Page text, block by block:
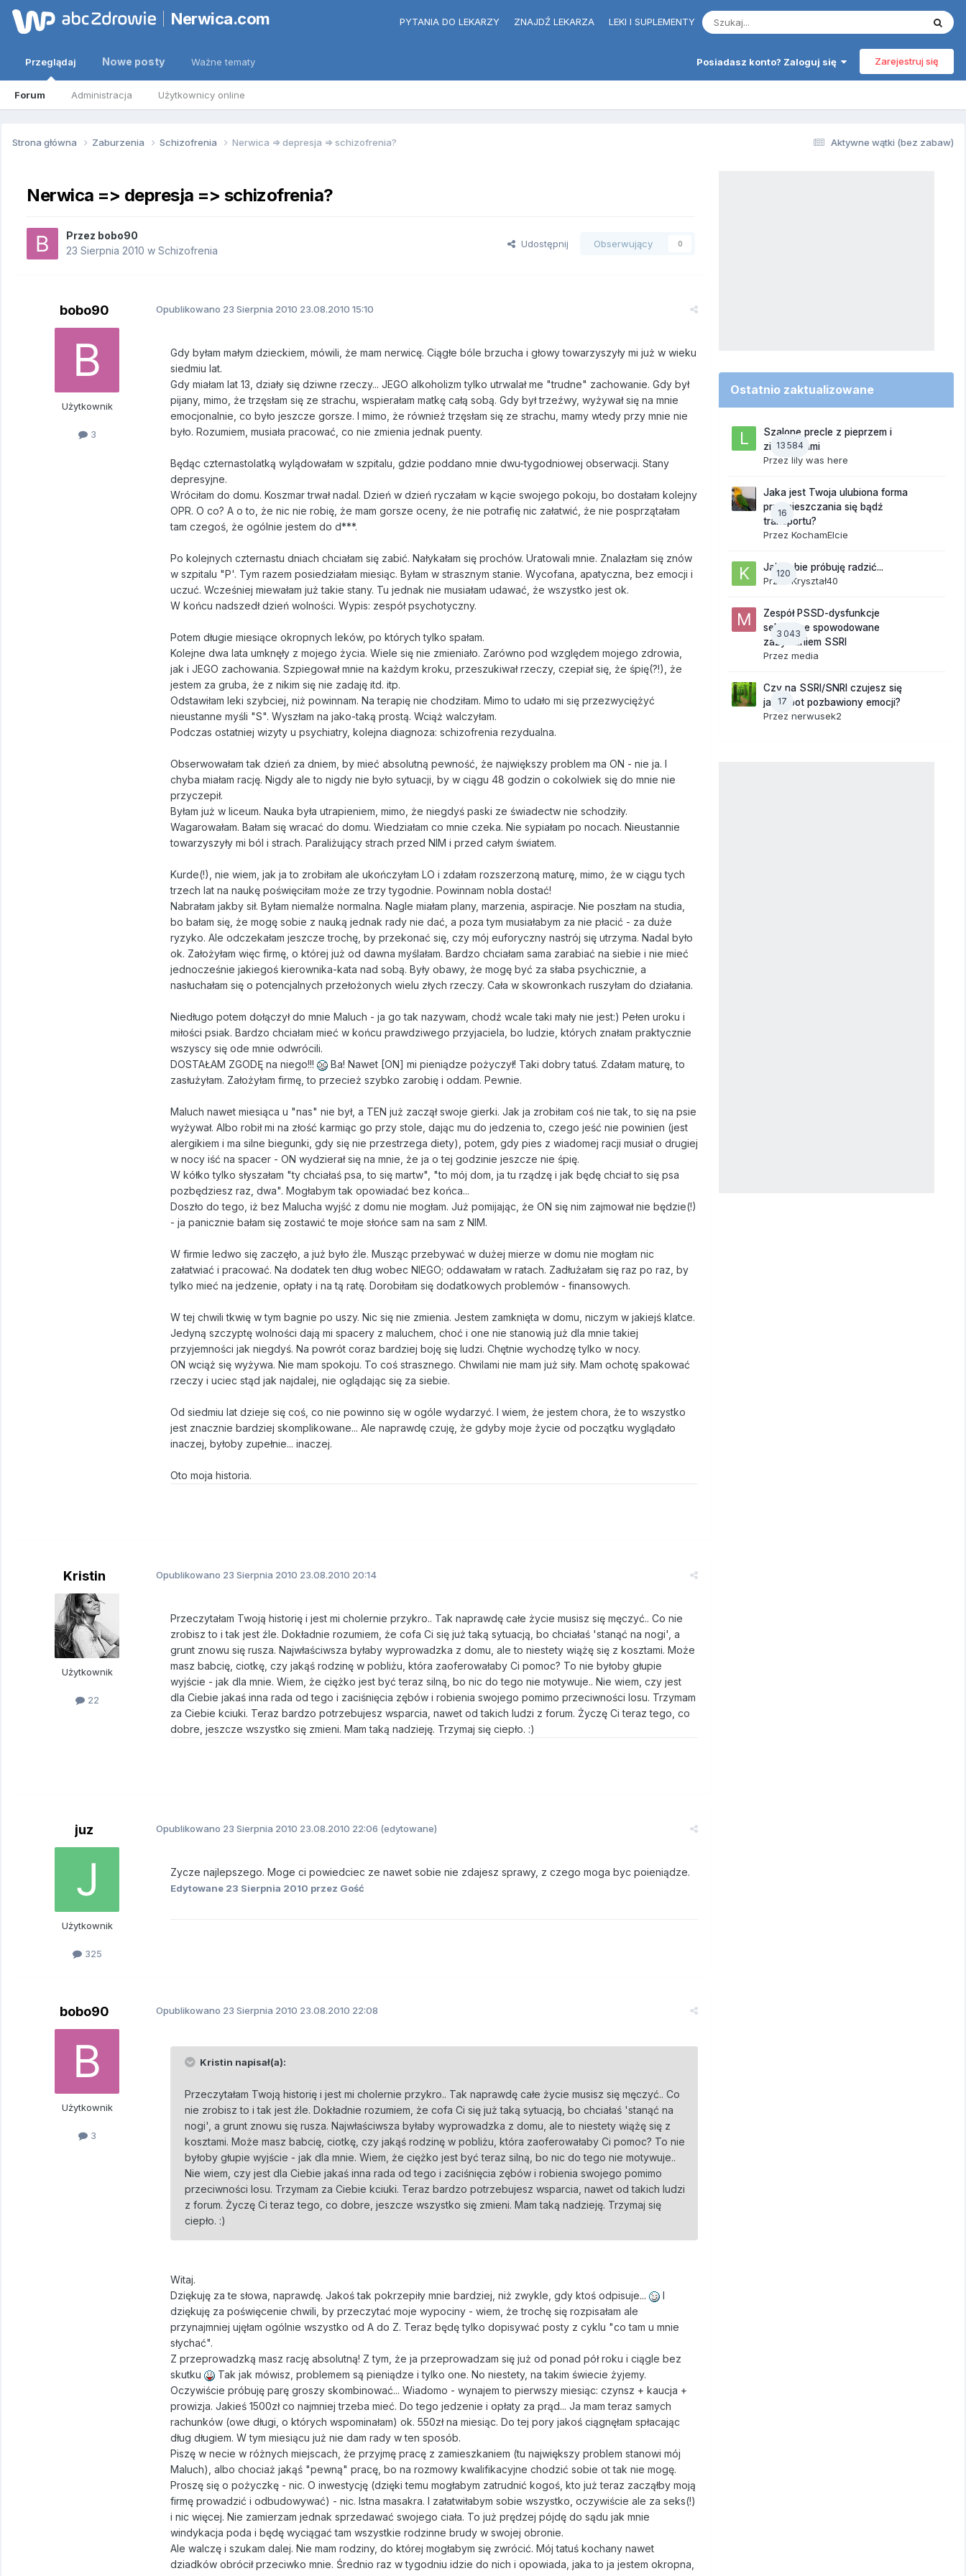
Nerwica.com PYTANIA DO LEKARZY ZNAJDŹ LEKARZA LEKI I SUPLEMENTY
Posiadasz konto? Zaloguj się Zarejestruj się
Przeglądaj
Forum Administracja Użytkownicy online
Nowe posty Ważne tematy
Aktywne wątki (bez zabaw)
Strona główna Zaburzenia Schizofrenia Nerwica => depresja => schizofrenia?
Nerwica => depresja => schizofrenia?
Przez bobo90
23 Sierpnia 2010 w Schizofrenia
Udostępnij Obserwujący 0
bobo90
Użytkownik
3
Opublikowano 23 Sierpnia 2010 23.08.2010 15:10
Gdy byłam małym dzieckiem, mówili, że mam nerwicę. Ciągłe bóle brzucha i głowy towarzyszyły mi już w wieku
siedmiu lat.
Gdy miałam lat 13, działy się dziwne rzeczy... JEGO alkoholizm tylko utrwalał me "trudne" zachowanie. Gdy był
pijany, mimo, że trzęsłam się ze strachu, wspierałam matkę całą sobą. Gdy był trzeźwy, wyżywał się na mnie
emocjonalnie, co było jeszcze gorsze. I mimo, że również trzęsłam się ze strachu, mamy wtedy przy mnie nie
było. Rozumiem, musiała pracować, co nie zmienia jednak puenty.
Będąc czternastolatką wylądowałam w szpitalu, gdzie poddano mnie dwu-tygodniowej obserwacji. Stany
depresyjne.
Wróciłam do domu. Koszmar trwał nadal. Dzień w dzień ryczałam w kącie swojego pokoju, bo dostałam kolejny
OPR. O co? A o to, że nic nie robię, że mam gorsze oceny, że nie potrafię nic załatwić, że nie posprzątałam
tam czegoś, że ogólnie jestem do d***.
Po kolejnych czternastu dniach chciałam się zabić. Nałykałam się prochów. Uratowali mnie. Znalazłam się znów
w szpitalu "P'. Tym razem posiedziałam miesiąc. Byłam w strasznym stanie. Wycofana, apatyczna, bez emocji i
uczuć. Wcześniej miewałam już takie stany. Tu jednak nie musiałam udawać, że wszystko jest ok.
W końcu nadszedł dzień wolności. Wypis: zespół psychotyczny.
Potem długie miesiące okropnych leków, po których tylko spałam.
Kolejne dwa lata umknęły z mojego życia. Wiele się nie zmieniało. Zarówno pod względem mojego zdrowia,
jak i JEGO zachowania. Szpiegował mnie na każdym kroku, przeszukiwał rzeczy, czepiał się, że śpię(?!), że
jestem za gruba, że z nikim się nie zadaję itd. itp.
Odstawiłam leki szybciej, niż powinnam. Na terapię nie chodziłam. Mimo to udało mi się przezwyciężyć
nieustanne myśli "S". Wyszłam na jako-taką prostą. Wciąż walczyłam.
Podczas ostatniej wizyty u psychiatry, kolejna diagnoza: schizofrenia rezydualna.
Obserwowałam tak dzień za dniem, by mieć absolutną pewność, że największy problem ma ON - nie ja. I
chyba miałam rację. Nigdy ale to nigdy nie było sytuacji, by w ciągu 48 godzin o cokolwiek się do mnie nie
przyczepił.
Byłam już w liceum. Nauka była utrapieniem, mimo, że niegdyś paski ze świadectw nie schodziły.
Wagarowałam. Bałam się wracać do domu. Wiedziałam co mnie czeka. Nie sypiałam po nocach. Nieustannie
towarzyszyły mi ból i strach. Paraliżujący strach przed NIM i przed całym światem.
Kurde(!), nie wiem, jak ja to zrobiłam ale ukończyłam LO i zdałam rozszerzoną maturę, mimo, że w ciągu tych
trzech lat na naukę poświęciłam może ze trzy tygodnie. Powinnam nobla dostać!
Nabrałam jakby sił. Byłam niemalże normalna. Nagle miałam plany, marzenia, aspiracje. Nie poszłam na studia,
bo bałam się, że mogę sobie z nauką jednak rady nie dać, a poza tym musiałabym za nie płacić - za duże
ryzyko. Ale odczekałam jeszcze trochę, by przekonać się, czy mój euforyczny nastrój się utrzyma. Nadal było
ok. Założyłam więc firmę, o której już od dawna myślałam. Bardzo chciałam sama zarabiać na siebie i nie mieć
jednocześnie jakiegoś kierownika-kata nad sobą. Były obawy, że mogę być za słaba psychicznie, a
nasłuchałam się o potencjalnych przełożonych wielu złych rzeczy. Cała w skowronkach ruszyłam do działania.
Niedługo potem dołączył do mnie Maluch - ja go tak nazywam, chodź wcale taki mały nie jest:) Pełen uroku i
miłości psiak. Bardzo chciałam mieć w końcu prawdziwego przyjaciela, bo ludzie, których znałam praktycznie
wszyscy się ode mnie odwrócili.
DOSTAŁAM ZGODĘ na niego!!!
Ba! Nawet [ON] mi pieniądze pożyczył! Taki dobry tatuś. Zdałam maturę, to
zasłużyłam. Założyłam firmę, to przecież szybko zarobię i oddam. Pewnie.
Maluch nawet miesiąca u "nas" nie był, a TEN już zaczął swoje gierki. Jak ja zrobiłam coś nie tak, to się na psie
wyżywał. Albo robił mi na złość karmiąc go przy stole, dając mu do jedzenia to, czego jeść nie powinien (jest
alergikiem i ma silne biegunki, gdy się nie przestrzega diety), potem, gdy pies z wiadomej racji musiał o drugiej
w nocy iść na spacer - ON wydzierał się na mnie, że ja o tej godzinie jeszcze nie śpię.
W kółko tylko słyszałam "ty chciałaś psa, to się martw", "to mój dom, ja tu rządzę i jak będę chciał to się psa
pozbędziesz raz, dwa". Mogłabym tak opowiadać bez końca...
Doszło do tego, iż bez Malucha wyjść z domu nie mogłam. Już pomijając, że ON się nim zajmował nie będzie(!)
- ja panicznie bałam się zostawić te moje słońce sam na sam z NIM.
W firmie ledwo się zaczęło, a już było źle. Musząc przebywać w dużej mierze w domu nie mogłam nic
załatwiać i pracować. Na dodatek ten dług wobec NIEGO; oddawałam w ratach. Zadłużałam się raz po raz, by
tylko mieć na jedzenie, opłaty i na tą ratę. Dorobiłam się dodatkowych problemów - finansowych.
W tej chwili tkwię w tym bagnie po uszy. Nic się nie zmienia. Jestem zamknięta w domu, niczym w jakiejś klatce.
Jedyną szczyptę wolności dają mi spacery z maluchem, choć i one nie stanowią już dla mnie takiej
przyjemności jak niegdyś. Na powrót coraz bardziej boję się ludzi. Chętnie wychodzę tylko w nocy.
ON wciąż się wyżywa. Nie mam spokoju. To coś strasznego. Chwilami nie mam już siły. Mam ochotę spakować
rzeczy i uciec stąd jak najdalej, nie oglądając się za siebie.
Od siedmiu lat dzieje się coś, co nie powinno się w ogóle wydarzyć. I wiem, że jestem chora, że to wszystko
jest znacznie bardziej skomplikowane... Ale naprawdę czuję, że gdyby moje życie od początku wyglądało
inaczej, byłoby zupełnie... inaczej.
Oto moja historia.
Kristin
Użytkownik
22
Opublikowano 23 Sierpnia 2010 23.08.2010 20:14
Przeczytałam Twoją historię i jest mi cholernie przykro.. Tak naprawdę całe życie musisz się męczyć.. Co nie
zrobisz to i tak jest źle. Dokładnie rozumiem, że cofa Ci się już taką sytuacją, bo chciałaś 'stanąć na nogi', a
grunt znowu się rusza. Najwłaściwsza byłaby wyprowadzka z domu, ale to niestety wiążę się z kosztami. Może
masz babcię, ciotkę, czy jakąś rodzinę w pobliżu, która zaoferowałaby Ci pomoc? To nie byłoby głupie
wyjście - jak dla mnie. Wiem, że ciężko jest być teraz silną, bo nic do tego nie motywuje.. Nie wiem, czy jest
dla Ciebie jakaś inna rada od tego i zaciśnięcia zębów i robienia swojego pomimo przeciwności losu. Trzymam
za Ciebie kciuki. Teraz bardzo potrzebujesz wsparcia, nawet od takich ludzi z forum. Życzę Ci teraz tego, co
dobre, jeszcze wszystko się zmieni. Mam taką nadzieję. Trzymaj się ciepło. :)
juz
Użytkownik
325
Opublikowano 23 Sierpnia 2010 23.08.2010 22:06 (edytowane)
Zycze najlepszego. Moge ci powiedciec ze nawet sobie nie zdajesz sprawy, z czego moga byc poieniądze.
Edytowane 23 Sierpnia 2010 przez Gość
bobo90
Użytkownik
3
Opublikowano 23 Sierpnia 2010 23.08.2010 22:08
Kristin napisał(a):
Przeczytałam Twoją historię i jest mi cholernie przykro.. Tak naprawdę całe życie musisz się męczyć.. Co
nie zrobisz to i tak jest źle. Dokładnie rozumiem, że cofa Ci się już taką sytuacją, bo chciałaś 'stanąć na
nogi', a grunt znowu się rusza. Najwłaściwsza byłaby wyprowadzka z domu, ale to niestety wiążę się z
kosztami. Może masz babcię, ciotkę, czy jakąś rodzinę w pobliżu, która zaoferowałaby Ci pomoc? To nie
byłoby głupie wyjście - jak dla mnie. Wiem, że ciężko jest być teraz silną, bo nic do tego nie motywuje..
Nie wiem, czy jest dla Ciebie jakaś inna rada od tego i zaciśnięcia zębów i robienia swojego pomimo
przeciwności losu. Trzymam za Ciebie kciuki. Teraz bardzo potrzebujesz wsparcia, nawet od takich ludzi
z forum. Życzę Ci teraz tego, co dobre, jeszcze wszystko się zmieni. Mam taką nadzieję. Trzymaj się
ciepło. :)
Witaj.
Dziękuję za te słowa, naprawdę. Jakoś tak pokrzepiły mnie bardziej, niż zwykle, gdy ktoś odpisuje...
I
dziękuję za poświęcenie chwili, by przeczytać moje wypociny - wiem, że trochę się rozpisałam ale
przynajmniej ujęłam ogólnie wszystko od A do Z. Teraz będę tylko dopisywać posty z cyklu "co tam u mnie
słychać".
Z przeprowadzką masz rację absolutną! Z tym, że ja przeprowadzam się już od ponad pół roku i ciągle bez
skutku
Tak jak mówisz, problemem są pieniądze i tylko one. No niestety, na takim świecie żyjemy.
Oczywiście próbuję parę groszy skombinować... Wiadomo - wynajem to pierwszy miesiąc: czynsz + kaucja +
prowizja. Jakieś 1500zł co najmniej trzeba mieć. Do tego jedzenie i opłaty za prąd... Ja mam teraz samych
rachunków (owe długi, o których wspominałam) ok. 550zł na miesiąc. Do tej pory jakoś ciągnęłam spłacając
dług długiem. W tym miesiącu już nie dam rady w ten sposób.
Piszę w necie w różnych miejscach, że przyjmę pracę z zamieszkaniem (tu największy problem stanowi mój
Maluch), albo chociaż jakąś "pewną" pracę, bo na rozmowy kwalifikacyjne chodzić sobie ot tak nie mogę.
Proszę się o pożyczkę - nic. O inwestycję (dzięki temu mogłabym zatrudnić kogoś, kto już teraz zacząłby moją
firmę prowadzić i odbudowywać) - nic. Istna masakra. I załatwiłabym sobie wszystko, oczywiście ale za seks(!)
i nic więcej. Nie zamierzam jednak sprzedawać swojego ciała. To już prędzej pójdę do sądu jak mnie
windykacja poda i będę wyciągać tam wszystkie rodzinne brudy w swojej obronie.
Ale walczę i szukam dalej. Nie mam rodziny, do której mogłabym się zwrócić. Mój tatuś kochany nawet
dziadków obrócił przeciwko mnie. Średnio raz w tygodniu idzie do nich i opowiada, jaka to ja jestem okropna,
Ostatnio zaktualizowane
13 584
Szalone precle z pieprzem i
ziemniakami
Przez lily was here
16
Jaka jest Twoja ulubiona forma
przemieszczania się bądź
transportu?
Przez KochamElcie
120
Jak sobie próbuję radzić...
Przez Kryształ40
3 043
Zespół PSSD-dysfunkcje
seksualne spowodowane
zażywaniem SSRI
Przez media
17
Czy na SSRI/SNRI czujesz się
jak robot pozbawiony emocji?
Przez nerwusek2